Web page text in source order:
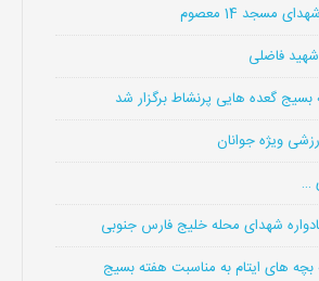
مسجد 14 معصوم
شهید فاضلی
گعده هایی پرنشاط برگزار شد
ویژه جوانان
…
شهدای محله خلیج فارس جنوبی
های ایتام به مناسبت هفته بسیج